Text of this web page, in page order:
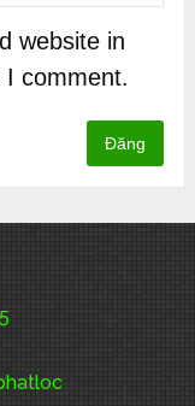
website in
comment.